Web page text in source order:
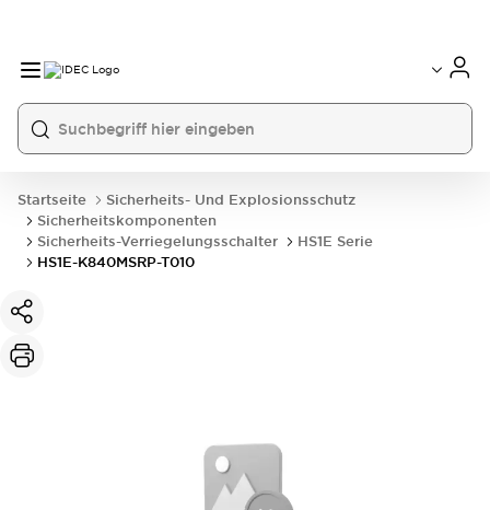
Startseite
Sicherheits- Und Explosionsschutz
Sicherheitskomponenten
Sicherheits-Verriegelungsschalter
HS1E Serie
HS1E-K840MSRP-T010